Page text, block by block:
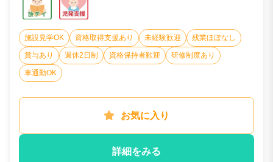
施設見学OK 資格取得支援あり 未経験歓迎 残業ほぼなし
賞与あり 週休2日制 資格保持者歓迎 研修制度あり
車通勤OK
お気に入り
詳細をみる